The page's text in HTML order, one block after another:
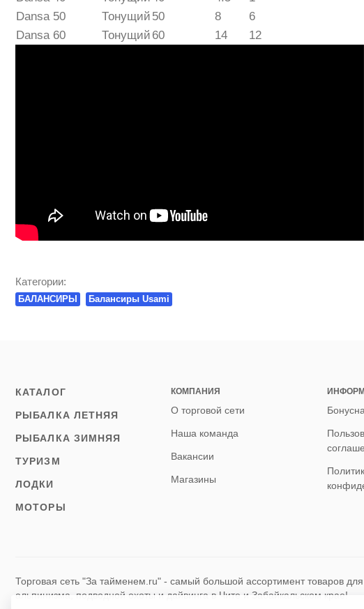
Dansa 50
Тонущий 50 8
6
Dansa 60
Тонущий 60 14 12
Категории:
БАЛАНСИРЫ Балансиры Usami
КАТАЛОГ
РЫБАЛКА ЛЕТНЯЯ
РЫБАЛКА ЗИМНЯЯ
ТУРИЗМ
ЛОДКИ
МОТОРЫ
КОМПАНИЯ
О торговой сети
Наша команда
Вакансии
Магазины
Торговая сеть "За тайменем.ru" - самый большой ассортимент товаров для
альпинизма, подводной охоты и дайвинга в Чите и Забайкальском крае!